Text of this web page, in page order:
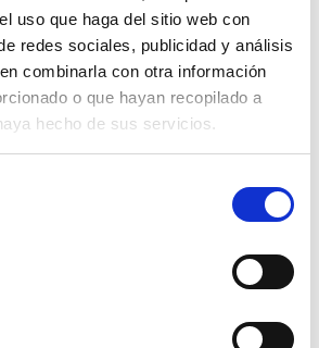
uso que haga del sitio web con
redes sociales, publicidad y análisis
combinarla con otra información
o que hayan recopilado a
hecho de sus servicios.
sándalo.
: Hidratante, súper sensorial.
y sedosa.